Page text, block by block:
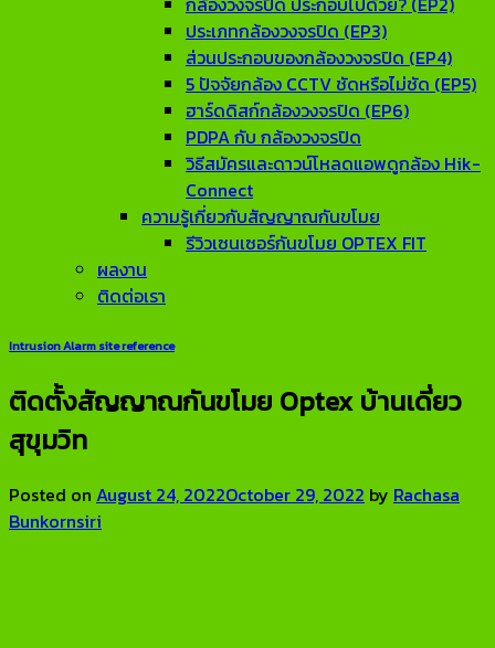
ประเภทกล้องวงจรปิด (EP3)
ส่วนประกอบของกล้องวงจรปิด (EP4)
5 ปัจจัยกล้อง CCTV ชัดหรือไม่ชัด (EP5)
ฮาร์ดดิสก์กล้องวงจรปิด (EP6)
PDPA กับ กล้องวงจรปิด
วิธีสมัครและดาวน์โหลดแอพดูกล้อง Hik-
Connect
ความรู้เกี่ยวกับสัญญาณกันขโมย
รีวิวเซนเซอร์กันขโมย OPTEX FIT
ผลงาน
ติดต่อเรา
Intrusion Alarm site reference
ติดตั้งสัญญาณกันขโมย Optex บ้านเดี่ยว
สุขุมวิท
Posted on August 24, 2022October 29, 2022 by Rachasa
Bunkornsiri